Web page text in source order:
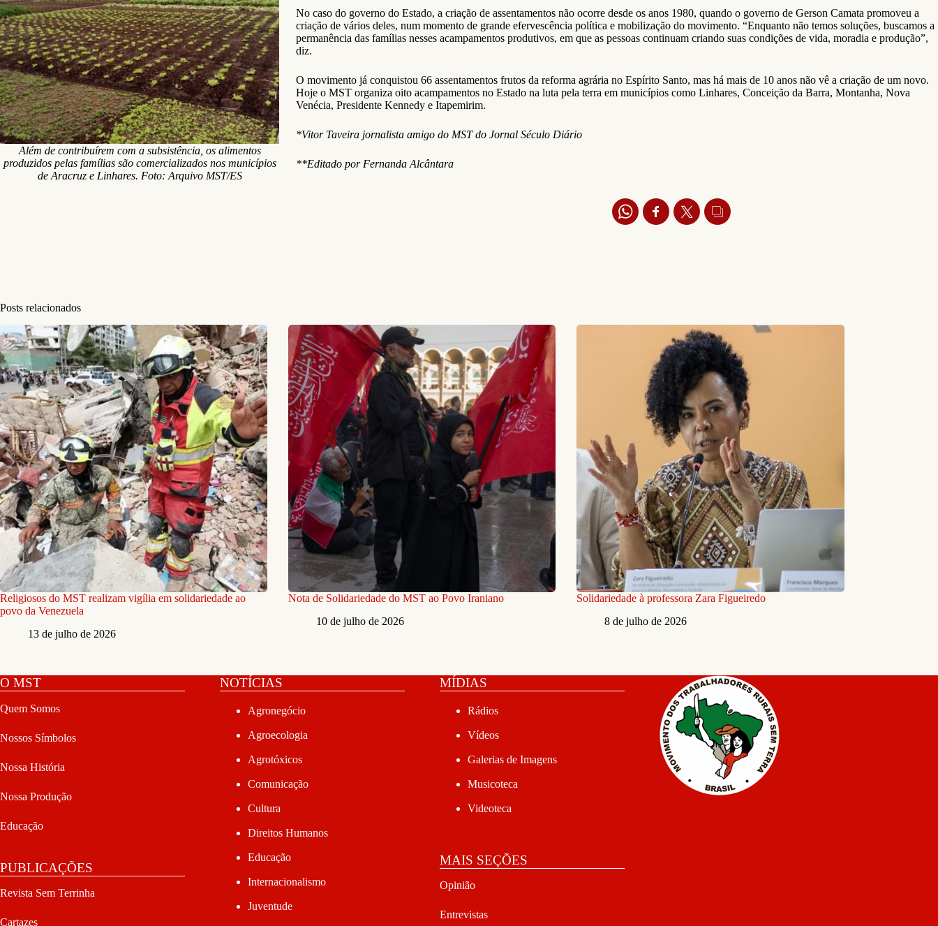
Além de contribuírem com a subsistência, os alimentos
produzidos pelas famílias são comercializados nos municípios
de Aracruz e Linhares. Foto: Arquivo MST/ES
No caso do governo do Estado, a criação de assentamentos não ocorre desde os anos 1980, quando o governo de Gerson Camata promoveu a
criação de vários deles, num momento de grande efervescência política e mobilização do movimento. “Enquanto não temos soluções, buscamos a
permanência das famílias nesses acampamentos produtivos, em que as pessoas continuam criando suas condições de vida, moradia e produção”,
diz.
O movimento já conquistou 66 assentamentos frutos da reforma agrária no Espírito Santo, mas há mais de 10 anos não vê a criação de um novo.
Hoje o MST organiza oito acampamentos no Estado na luta pela terra em municípios como Linhares, Conceição da Barra, Montanha, Nova
Venécia, Presidente Kennedy e Itapemirim.
*Vitor Taveira jornalista amigo do MST do Jornal Século Diário
**Editado por Fernanda Alcântara
Posts relacionados
Religiosos do MST realizam vigília em solidariedade ao
povo da Venezuela
13 de julho de 2026
Nota de Solidariedade do MST ao Povo Iraniano
10 de julho de 2026
Solidariedade à professora Zara Figueiredo
8 de julho de 2026
O MST
Quem Somos
Nossos Símbolos
Nossa História
Nossa Produção
Educação
PUBLICAÇÕES
Revista Sem Terrinha
Cartazes
NOTÍCIAS
Agronegócio
Agroecologia
Agrotóxicos
Comunicação
Cultura
Direitos Humanos
Educação
Internacionalismo
Juventude
MÍDIAS
Rádios
Vídeos
Galerias de Imagens
Musicoteca
Videoteca
MAIS SEÇÕES
Opinião
Entrevistas